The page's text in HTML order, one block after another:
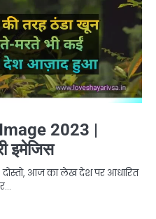
2023 |
इमेजिस
आज का लेख देश पर आधारित